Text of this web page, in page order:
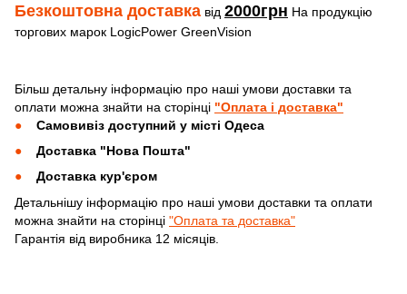
Безкоштовна доставка від 2000грн На продукцію
торгових марок LogicPower GreenVision
Більш детальну інформацію про наші умови доставки та
оплати можна знайти на сторінці "Оплата і доставка"
Самовивіз доступний у місті Одеса
Доставка "Нова Пошта"
Доставка кур'єром
Детальнішу інформацію про наші умови доставки та оплати
можна знайти на сторінці "Оплата та доставка"
Гарантія від виробника 12 місяців.